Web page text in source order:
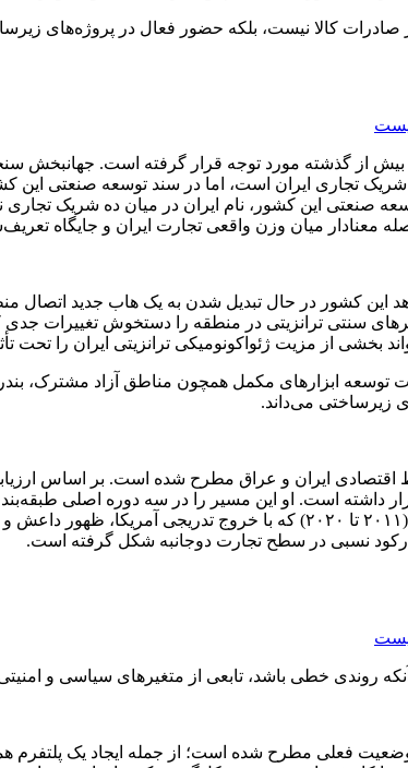
صادرات کالا نیست، بلکه حضور فعال در پروژه‌های
بیش از گذشته مورد توجه قرار گرفته است. جهانبخش
شریک تجاری ایران است، اما در سند توسعه صنعتی این
صنعتی این کشور، نام ایران در میان ده شریک
معنادار میان وزن واقعی تجارت ایران و جایگاه
این کشور در حال تبدیل شدن به یک هاب جدید اتصال
سنتی ترانزیتی در منطقه را دستخوش تغییرات جدی
بخشی از مزیت ژئواکونومیکی ترانزیتی ایران را تحت
توسعه ابزارهای مکمل همچون مناطق آزاد
زیرساختی می‌داند.
روابط اقتصادی ایران و عراق مطرح شده است. بر اساس
رکود نسبی در سطح تجارت دوجانبه شکل گرفته است.
روندی خطی باشد، تابعی از متغیرهای سیاسی و
فعلی مطرح شده است؛ از جمله ایجاد یک